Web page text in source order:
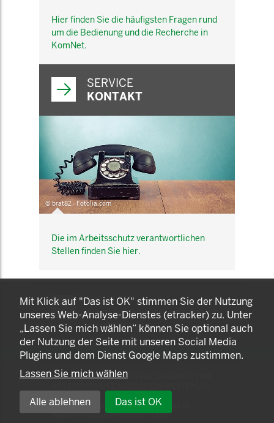
Hier finden Sie die häufigsten Fragen rund
um die Bedienung und die Recherche in
KomNet.
SERVICE
KONTAKT
© brat82 - Fotolia.com
Die im Arbeitsschutz verantwortlichen
Stellen finden Sie hier.
KOMNET
GUT BERATEN. GESUND
ARBEITEN.
© 2025 LANDESAMT FÜR GESUNDHEIT UND
EINSTELLUNGEN ZUR PRIVATSPHÄRE
IMPRESSUMDATENSCHUTZAGB
Mit Klick auf "Das ist OK" stimmen Sie der Nutzung
unseres Web-Analyse-Dienstes (etracker) zu. Unter
„Lassen Sie mich wählen“ können Sie optional auch
der Nutzung der Seite mit unseren Social Media
Plugins und dem Dienst Google Maps zustimmen.
Lassen Sie mich wählen
Alle ablehnen Das ist OK